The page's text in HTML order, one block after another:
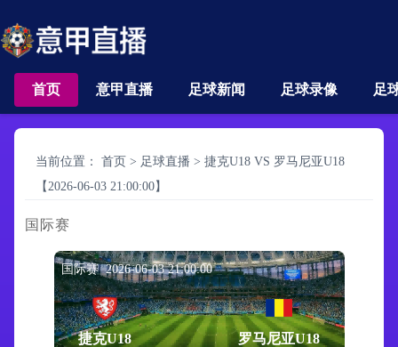
首页 意甲直播 足球新闻 足球录像 足
当前位置： 首页 > 足球直播 > 捷克U18 VS 罗马尼亚U18
【2026-06-03 21:00:00】
国际赛
国际赛 2026-06-03 21:00:00
捷克U18 罗马尼亚U18